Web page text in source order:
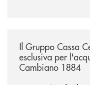
Il Gruppo Cassa
esclusiva per
Cambiano 1884